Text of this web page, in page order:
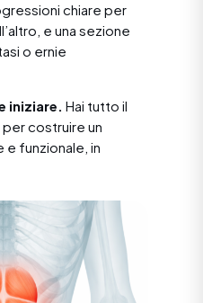
chiare per
e una sezione
o ernie
iniziare. Hai tutto il
costruire un
funzionale, in